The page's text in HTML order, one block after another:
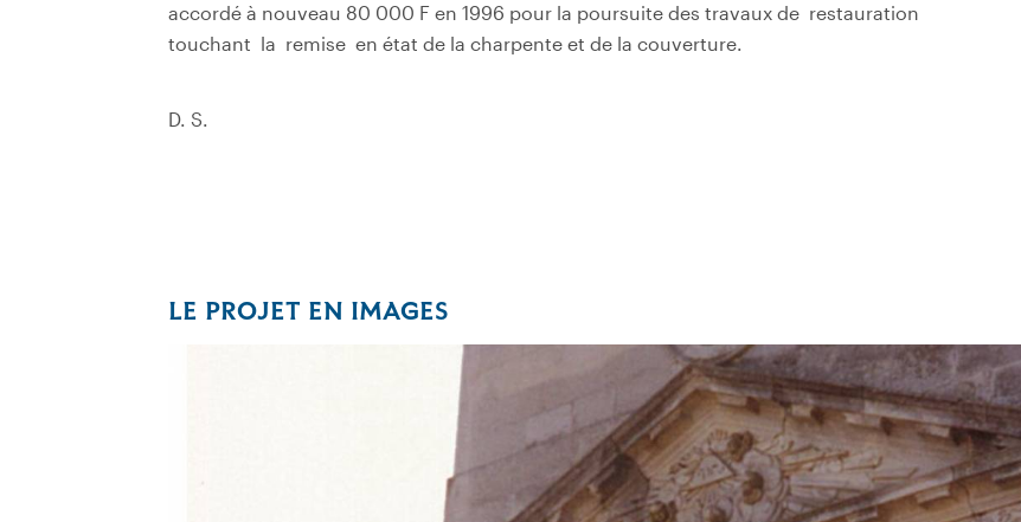
accordé à nouveau 80 000 F en 1996 pour la poursuite des travaux de restauration
touchant la remise en état de la charpente et de la couverture.
D. S.
LE PROJET EN IMAGES